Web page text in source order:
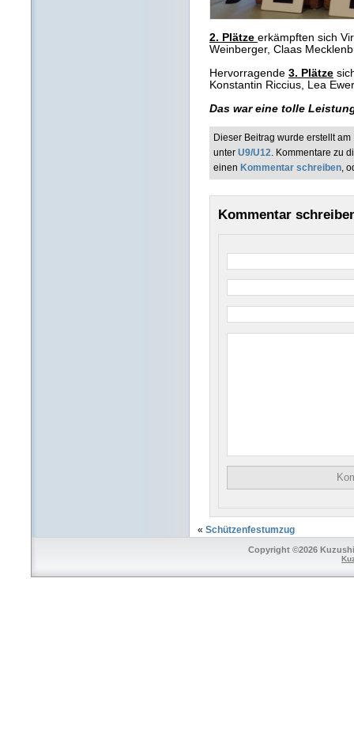
2. Plätze erkämpften sich
Weinberger, Claas
Hervorragende 3. Plätze
Konstantin Riccius, Lea
Das war eine tolle
Dieser Beitrag wurde erstellt
unter U9/U12. Kommentare zu
einen Kommentar schreiben,
Kommentar
« Schützenfestumzug
Copyright ©2026